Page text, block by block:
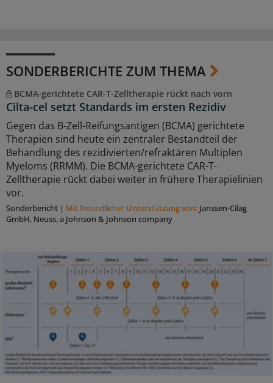
SONDERBERICHTE ZUM THEMA
BCMA-gerichtete CAR-T-Zelltherapie rückt nach vorn
Cilta-cel setzt Standards im ersten Rezidiv
Gegen das B-Zell-Reifungsantigen (BCMA) gerichtete
Therapien sind heute ein zentraler Bestandteil der
Behandlung des rezidivierten/refraktären Multiplen
Myeloms (RRMM). Die BCMA-gerichtete CAR-T-
Zelltherapie rückt dabei weiter in frühere Therapielinien
vor.
Sonderbericht | Mit freundlicher Unterstützung von: Janssen-Cilag
GmbH, Neuss, a Johnson & Johnson company